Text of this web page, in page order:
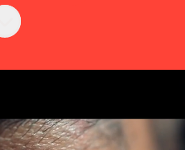
défiler jusqu'au contenu
WSP !